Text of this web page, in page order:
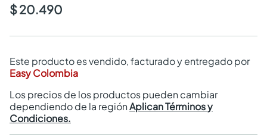
$ 20.490
Este producto es vendido, facturado y entregado por
Easy Colombia
Los precios de los productos pueden cambiar
dependiendo de la regiónAplican Términos y
Condiciones.